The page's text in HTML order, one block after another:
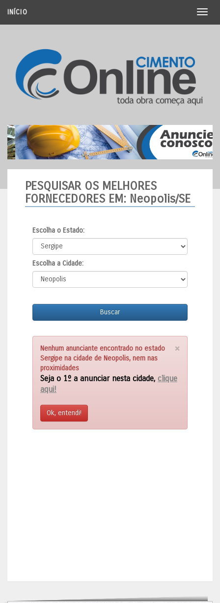
INÍCIO
PESQUISAR OS MELHORES
FORNECEDORES EM: Neopolis/SE
Escolha o Estado:
Escolha a Cidade:
Buscar
×
Nenhum anunciante encontrado no estado
Sergipe na cidade de Neopolis, nem nas
proximidades
Seja o 1º a anunciar nesta cidade, clique
aqui!
Ok, entendi!